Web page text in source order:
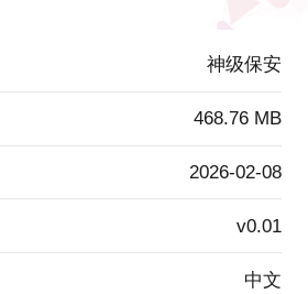
神级保安
468.76 MB
2026-02-08
v0.01
中文